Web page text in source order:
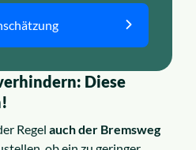
Diese
Regel auch der Bremsweg